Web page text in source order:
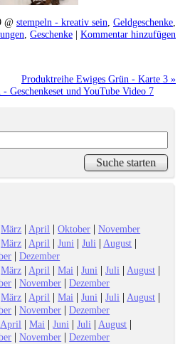
@ stempeln - kreativ sein Geldgeschenke
Geschenke | Kommentar hinzufügen
Produktreihe Ewiges Grün - Karte 3 »
Geschenkeset und YouTube Video 7
März | April |Oktober |November
März | April |Juni |Juli | August |
|Dezember
März | April |Mai |Juni |Juli | August |
|November |Dezember
März | April |Mai |Juni |Juli | August |
|November |Dezember
April |Mai |Juni |Juli | August |
|November |Dezember